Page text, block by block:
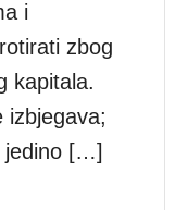
i
zbog
kapitala.
izbjegava;
jedino […]